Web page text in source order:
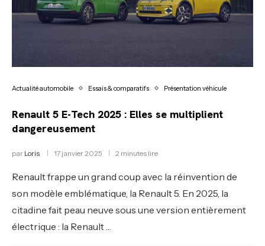
Actualité automobile Essais & comparatifs Présentation véhicule
Renault 5 E-Tech 2025 : Elles se multiplient
dangereusement
par Loris 17 janvier 2025 2 minutes lire
Renault frappe un grand coup avec la réinvention de
son modèle emblématique, la Renault 5. En 2025, la
citadine fait peau neuve sous une version entièrement
électrique : la Renault …